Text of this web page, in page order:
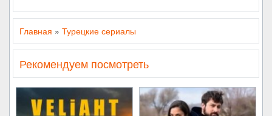
Главная » Турецкие сериалы
Рекомендуем посмотреть